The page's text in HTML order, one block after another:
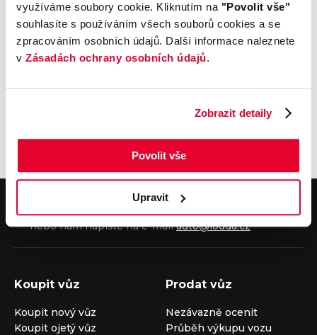
využíváme soubory cookie. Kliknutím na "Povolit vše"
souhlasíte s používáním všech souborů cookies a se
zpracováním osobních údajů. Další informace naleznete
v Zásadách ochrany osobních údajů.
Zobrazit detaily
Povolit vše
Upravit
Přečetl jsem a byl jsem poučen s obchodními
podmínkamiapodmínkami ochrany osobních údajů
(GDPR)
Souhlasím sezasíláním obchodních sdělení
e-mail
V případě dotazů volejte číslo nonstop infolinky
+420 325 400 400
nebo nám napište na e-mailauto@louda.cz
Koupit vůz
Koupit nový vůz
Koupit ojetý vůz
Prodat vůz
Nezávazně ocenit
Průběh výkupu vozu